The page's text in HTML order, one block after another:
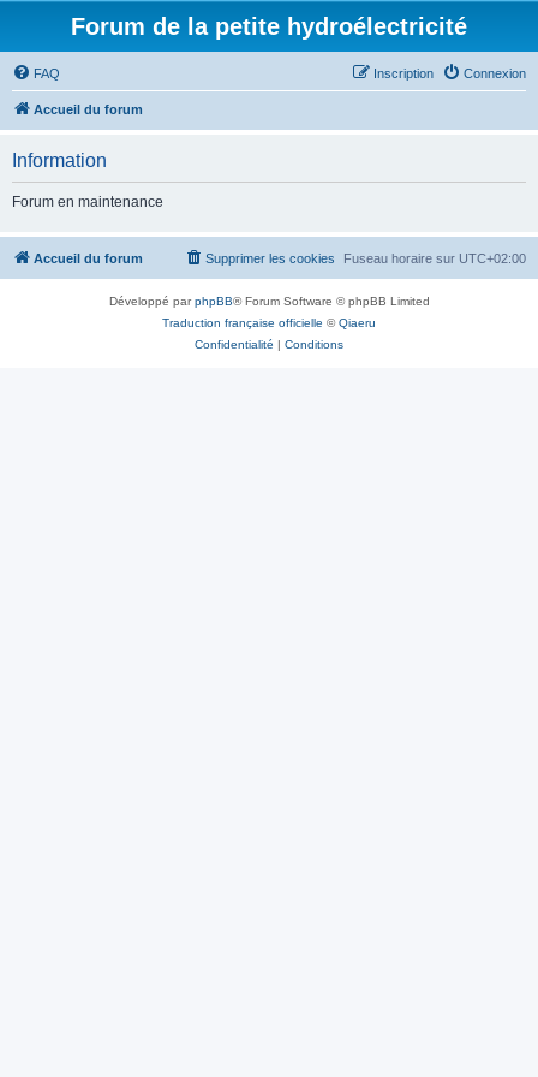
Forum de la petite hydroélectricité
FAQ Connexion
Inscription
Accueil du forum
Information
Forum en maintenance
Accueil du forum Fuseau horaire sur UTC+02:00
Supprimer les cookies
Développé parphpBB® Forum Software © phpBB Limited
Traduction française officielle ©Qiaeru
Confidentialité | Conditions